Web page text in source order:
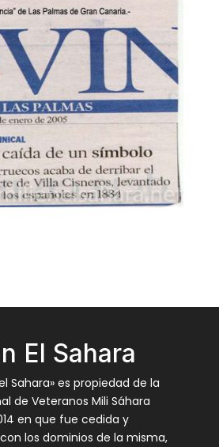
El Sahara
Sahara» es propiedad de la
de Veteranos Mili Sáhara
en que fue cedida y
los dominios de la misma,